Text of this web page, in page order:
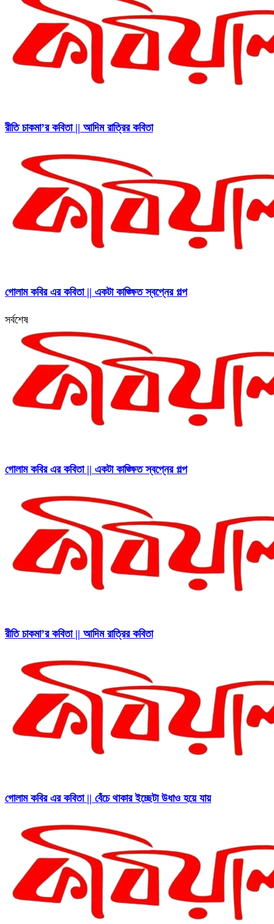
রীতি চাকমা’র কবিতা || আদিম রাত্রির কবিতা
গোলাম কবির এর কবিতা || একটা কাঙ্ক্ষিত স্বপ্নের গল্প
সর্বশেষ
গোলাম কবির এর কবিতা || একটা কাঙ্ক্ষিত স্বপ্নের গল্প
রীতি চাকমা’র কবিতা || আদিম রাত্রির কবিতা
গোলাম কবির এর কবিতা || বেঁচে থাকার ইচ্ছেটা উধাও হয়ে যায়